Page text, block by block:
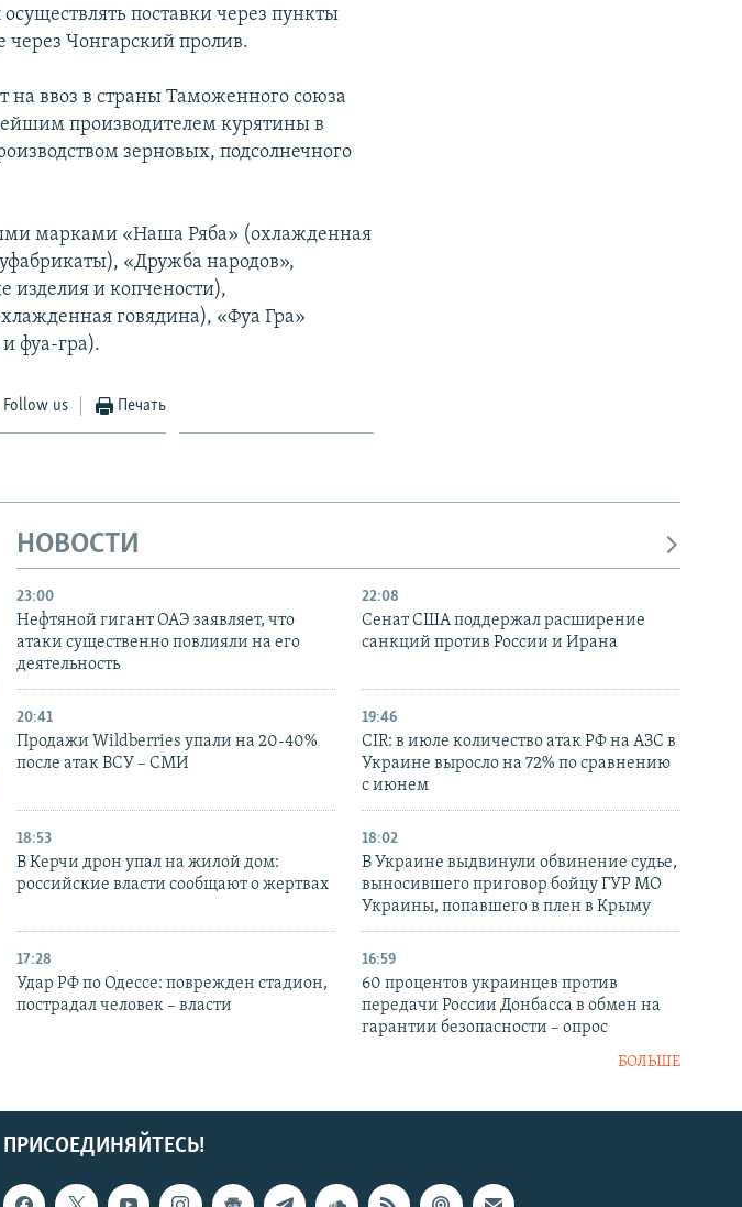
поставки через пункты
Чонгарский пролив.
на ввоз в страны Таможенного союза
производителем курятины в
зерновых, подсолнечного
марками «Наша Ряба» (охлажденная
«Дружба народов»,
изделия и копчености),
говядина), «Фуа Гра»
фуа-гра).
Follow us Печать
НОВОСТИ
23:00
Нефтяной гигант ОАЭ заявляет, что
атаки существенно повлияли на его
деятельность
22:08
Сенат США поддержал расширение
санкций против России и Ирана
20:41
Продажи Wildberries упали на 20-40%
после атак ВСУ – СМИ
19:46
CIR: в июле количество атак РФ на АЗС в
Украине выросло на 72% по сравнению
с июнем
18:53
В Керчи дрон упал на жилой дом:
российские власти сообщают о жертвах
18:02
В Украине выдвинули обвинение судье,
выносившего приговор бойцу ГУР МО
Украины, попавшего в плен в Крыму
17:28
Удар РФ по Одессе: поврежден стадион,
пострадал человек – власти
16:59
60 процентов украинцев против
передачи России Донбасса в обмен на
гарантии безопасности – опрос
БОЛЬШЕ
ПРИСОЕДИНЯЙТЕСЬ!